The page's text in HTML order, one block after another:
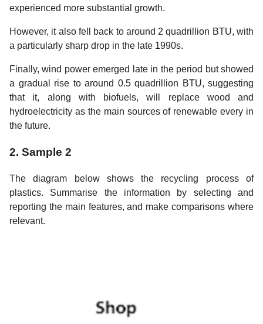
experienced more substantial growth.
However, it also fell back to around 2 quadrillion BTU, with
a particularly sharp drop in the late 1990s.
Finally, wind power emerged late in the period but showed
a gradual rise to around 0.5 quadrillion BTU, suggesting
that it, along with biofuels, will replace wood and
hydroelectricity as the main sources of renewable every in
the future.
2. Sample 2
The diagram below shows the recycling process of
plastics. Summarise the information by selecting and
reporting the main features, and make comparisons where
relevant.